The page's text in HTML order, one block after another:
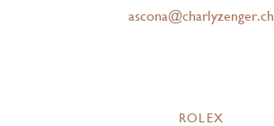
ascona@charlyzenger.ch
ROLEX